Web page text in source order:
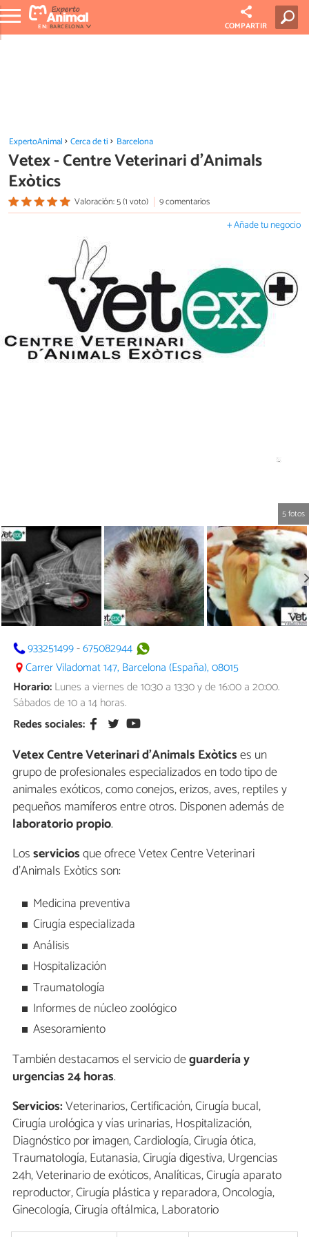
EN: BARCELONA COMPARTIR
ExpertoAnimal Cerca de ti Barcelona
Vetex - Centre Veterinari d'Animals
Exòtics
Valoración: 5 (1 voto) 9 comentarios
+ Añade tu negocio
5 fotos
933251499-675082944
Carrer Viladomat 147, Barcelona (España), 08015
Horario:Lunes a viernes de 10:30 a 13:30 y de 16:00 a 20:00.
Sábados de 10 a 14 horas.
Redes sociales:
Vetex Centre Veterinari d'Animals Exòticses un
grupo de profesionales especializados en todo tipo de
animales exóticos, como conejos, erizos, aves, reptiles y
pequeños mamíferos entre otros. Disponen además de
laboratorio propio.
Losserviciosque ofrece Vetex Centre Veterinari
d'Animals Exòtics son:
Medicina preventiva
Cirugía especializada
Análisis
Hospitalización
Traumatología
Informes de núcleo zoológico
Asesoramiento
También destacamos el servicio deguardería y
urgencias 24 horas.
Servicios:Veterinarios, Certificación, Cirugía bucal,
Cirugía urológica y vías urinarias, Hospitalización,
Diagnóstico por imagen, Cardiología, Cirugía ótica,
Traumatología, Eutanasia, Cirugía digestiva, Urgencias
24h, Veterinario de exóticos, Analíticas, Cirugía aparato
reproductor, Cirugía plástica y reparadora, Oncología,
Ginecología, Cirugía oftálmica, Laboratorio